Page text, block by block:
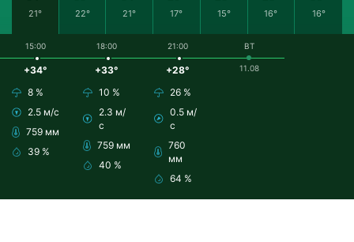
21° 22° 21° 17° 15° 16° 16°
15:00
+34°
8 %
2.5 м/с
759 мм
39 %
18:00
+33°
10 %
2.3 м/
с
759 мм
40 %
21:00
+28°
26 %
0.5 м/
с
760
мм
64 %
ВТ
11.08